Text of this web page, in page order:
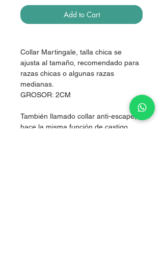
Add to Cart
Collar Martingale, talla chica se
ajusta al tamaño, recomendado para
razas chicas o algunas razas
medianas.
GROSOR: 2CM
También llamado collar anti-escape,
hace la misma función de castigo